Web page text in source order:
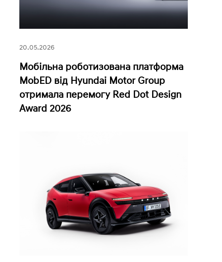
20.05.2026
Мобільна роботизована платформа
MobED від Hyundai Motor Group
отримала перемогу Red Dot Design
Award 2026